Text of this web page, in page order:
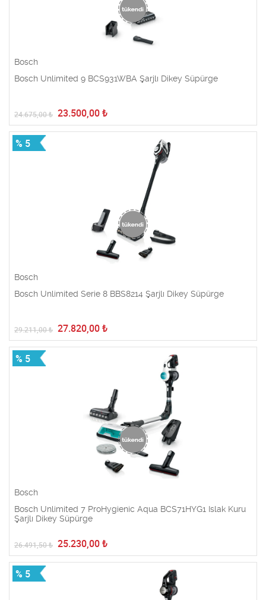
Bosch
Bosch Unlimited 9 BCS931WBA Şarjlı Dikey Süpürge
24.675,00₺ 23.500,00 ₺
% 5
Bosch
Bosch Unlimited Serie 8 BBS8214 Şarjlı Dikey Süpürge
29.211,00₺ 27.820,00 ₺
% 5
Bosch
Bosch Unlimited 7 ProHygienic Aqua BCS71HYG1 Islak Kuru
Şarjlı Dikey Süpürge
26.491,50₺ 25.230,00 ₺
% 5